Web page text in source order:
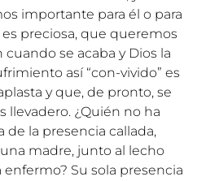
importante para él o para
preciosa, que queremos
se acaba y Dios la
así “con-vivido” es
y que, de pronto, se
llevadero. ¿Quién no ha
de la presencia callada,
madre, junto al lecho
Su sola presencia